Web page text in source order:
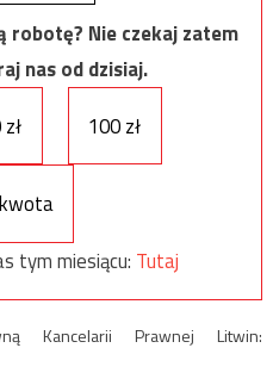
robotę? Nie czekaj zatem
nas od dzisiaj.
100 zł
tym miesiącu: Tutaj
Kancelarii Prawnej Litwin: